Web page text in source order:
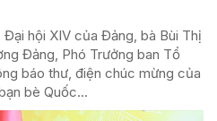
Đại hội XIV của Đảng, bà Bùi Thị
Đảng, Phó Trưởng ban Tổ
báo thư, điện chúc mừng của
bè Quốc...